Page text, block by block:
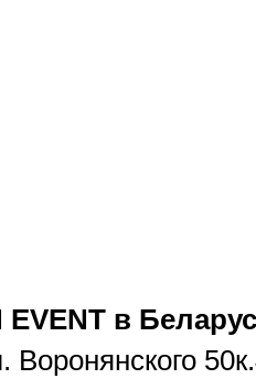
EVENT в
Воронянского